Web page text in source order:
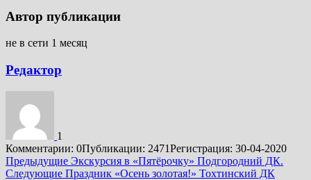
Автор публикации
не в сети 1 месяц
Редактор
1
Комментарии: 0Публикации: 2471Регистрация: 30-04-2020
Подробнее
Предыдущие Экскурсия в «Пятёрочку» Подгородний ДК.
Следующие Праздник «Осень золотая!» Тохтинский ДК